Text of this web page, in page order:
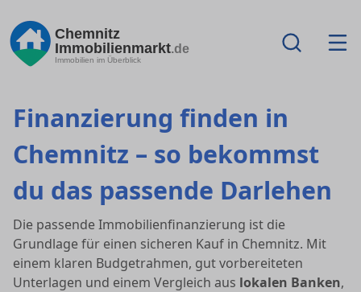
Chemnitz
Immobilienmarkt.de
Immobilien im Überblick
Finanzierung finden in
Chemnitz – so bekommst
du das passende Darlehen
Die passende Immobilienfinanzierung ist die
Grundlage für einen sicheren Kauf in Chemnitz. Mit
einem klaren Budgetrahmen, gut vorbereiteten
Unterlagen und einem Vergleich aus lokalen Banken,